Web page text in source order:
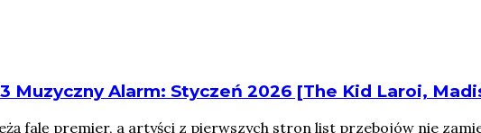
Muzyczny Alarm: Styczeń 2026 [The Kid Laroi,
falę premier, a artyści z pierwszych stron list przebojów nie